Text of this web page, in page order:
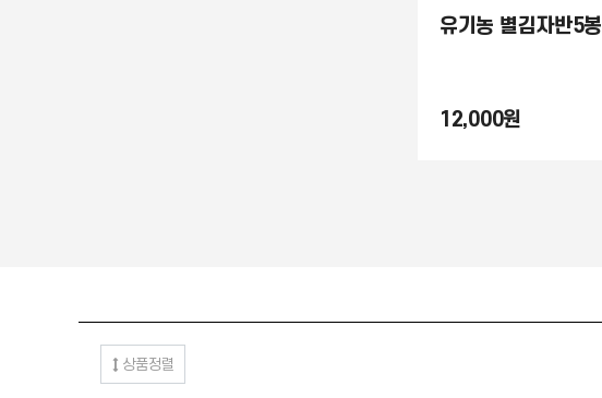
유기농 별김자반5봉
12,000원
상품정렬